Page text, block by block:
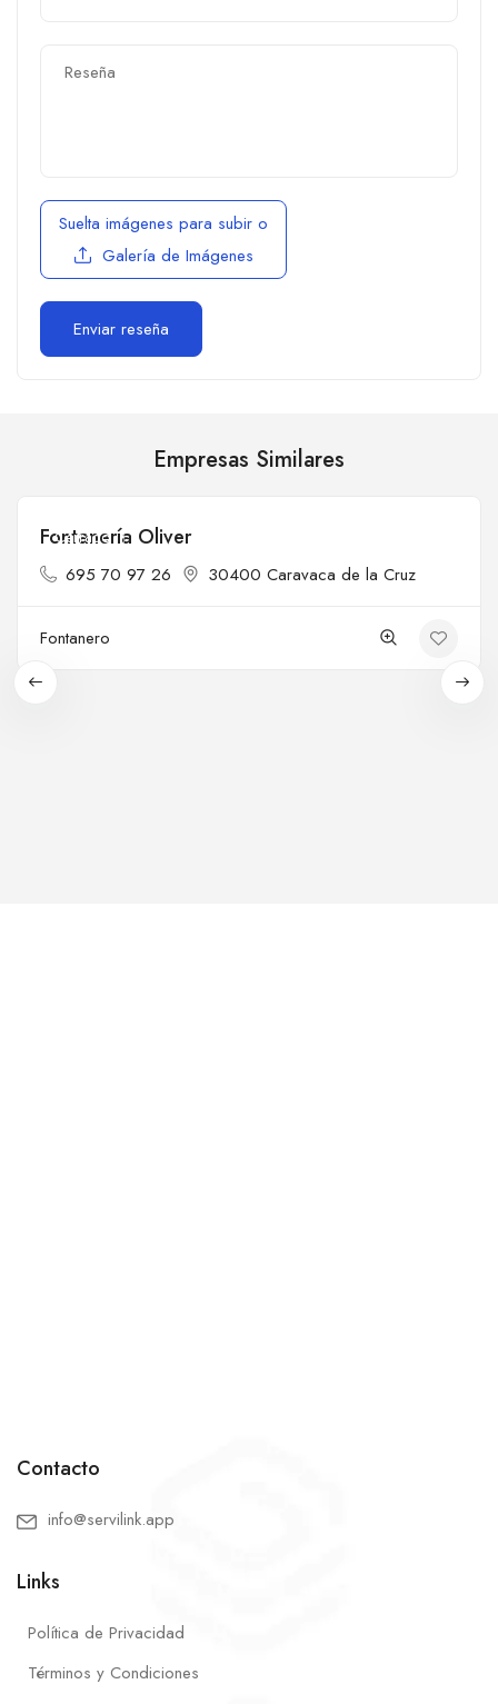
Suelta imágenes para subir o
Galería de Imágenes
Empresas Similares
Cerrado
Fontanería Oliver
695 70 97 26 30400 Caravaca de la Cruz
Fontanero
Contacto
info@servilink.app
Links
Política de Privacidad
Términos y Condiciones